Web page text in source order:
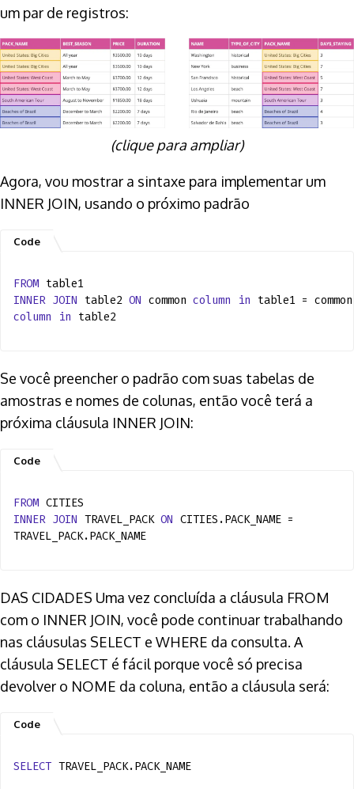
um par de registros:
(clique para ampliar)
Agora, vou mostrar a sintaxe para implementar um
INNER JOIN, usando o próximo padrão
FROM table1
INNER JOIN table2 ON common column in table1 = common
column
in table2
Se você preencher o padrão com suas tabelas de
amostras e nomes de colunas, então você terá a
próxima cláusula INNER JOIN:
FROM CITIES
INNER JOIN TRAVEL_PACK ON CITIES.PACK_NAME =
TRAVEL_PACK.PACK_NAME
DAS CIDADES Uma vez concluída a cláusula FROM
com o INNER JOIN, você pode continuar trabalhando
nas cláusulas SELECT e WHERE da consulta. A
cláusula SELECT é fácil porque você só precisa
devolver o NOME da coluna, então a cláusula será:
SELECT TRAVEL_PACK.PACK_NAME